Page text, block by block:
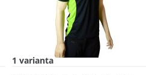
1 varianta